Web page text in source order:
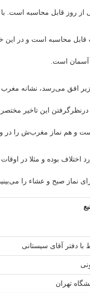
روز قابل محاسبه است.
قابل محاسبه است و در
آسمان است.
و هم نماز مغرب‌ش را در
بوده و مثلا در
نماز صبح و عشاء را
دفتر آقای سیستانی
تهران